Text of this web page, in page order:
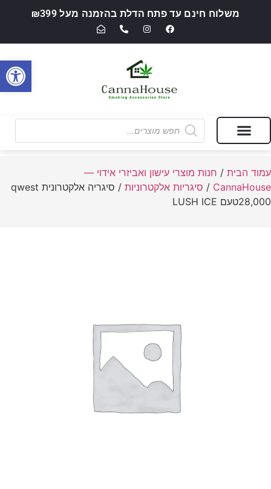
משלוח חינם עד פתח הדלת בהזמנה מעל ₪399
עמוד הבית / חנות מוצרי עישון ואביזרי אידוי —
CannaHouse
/ סיגריות אלקטרוניות
/ סיגריה אלקטרונית qwest
28,000טעם LUSH ICE
פתח